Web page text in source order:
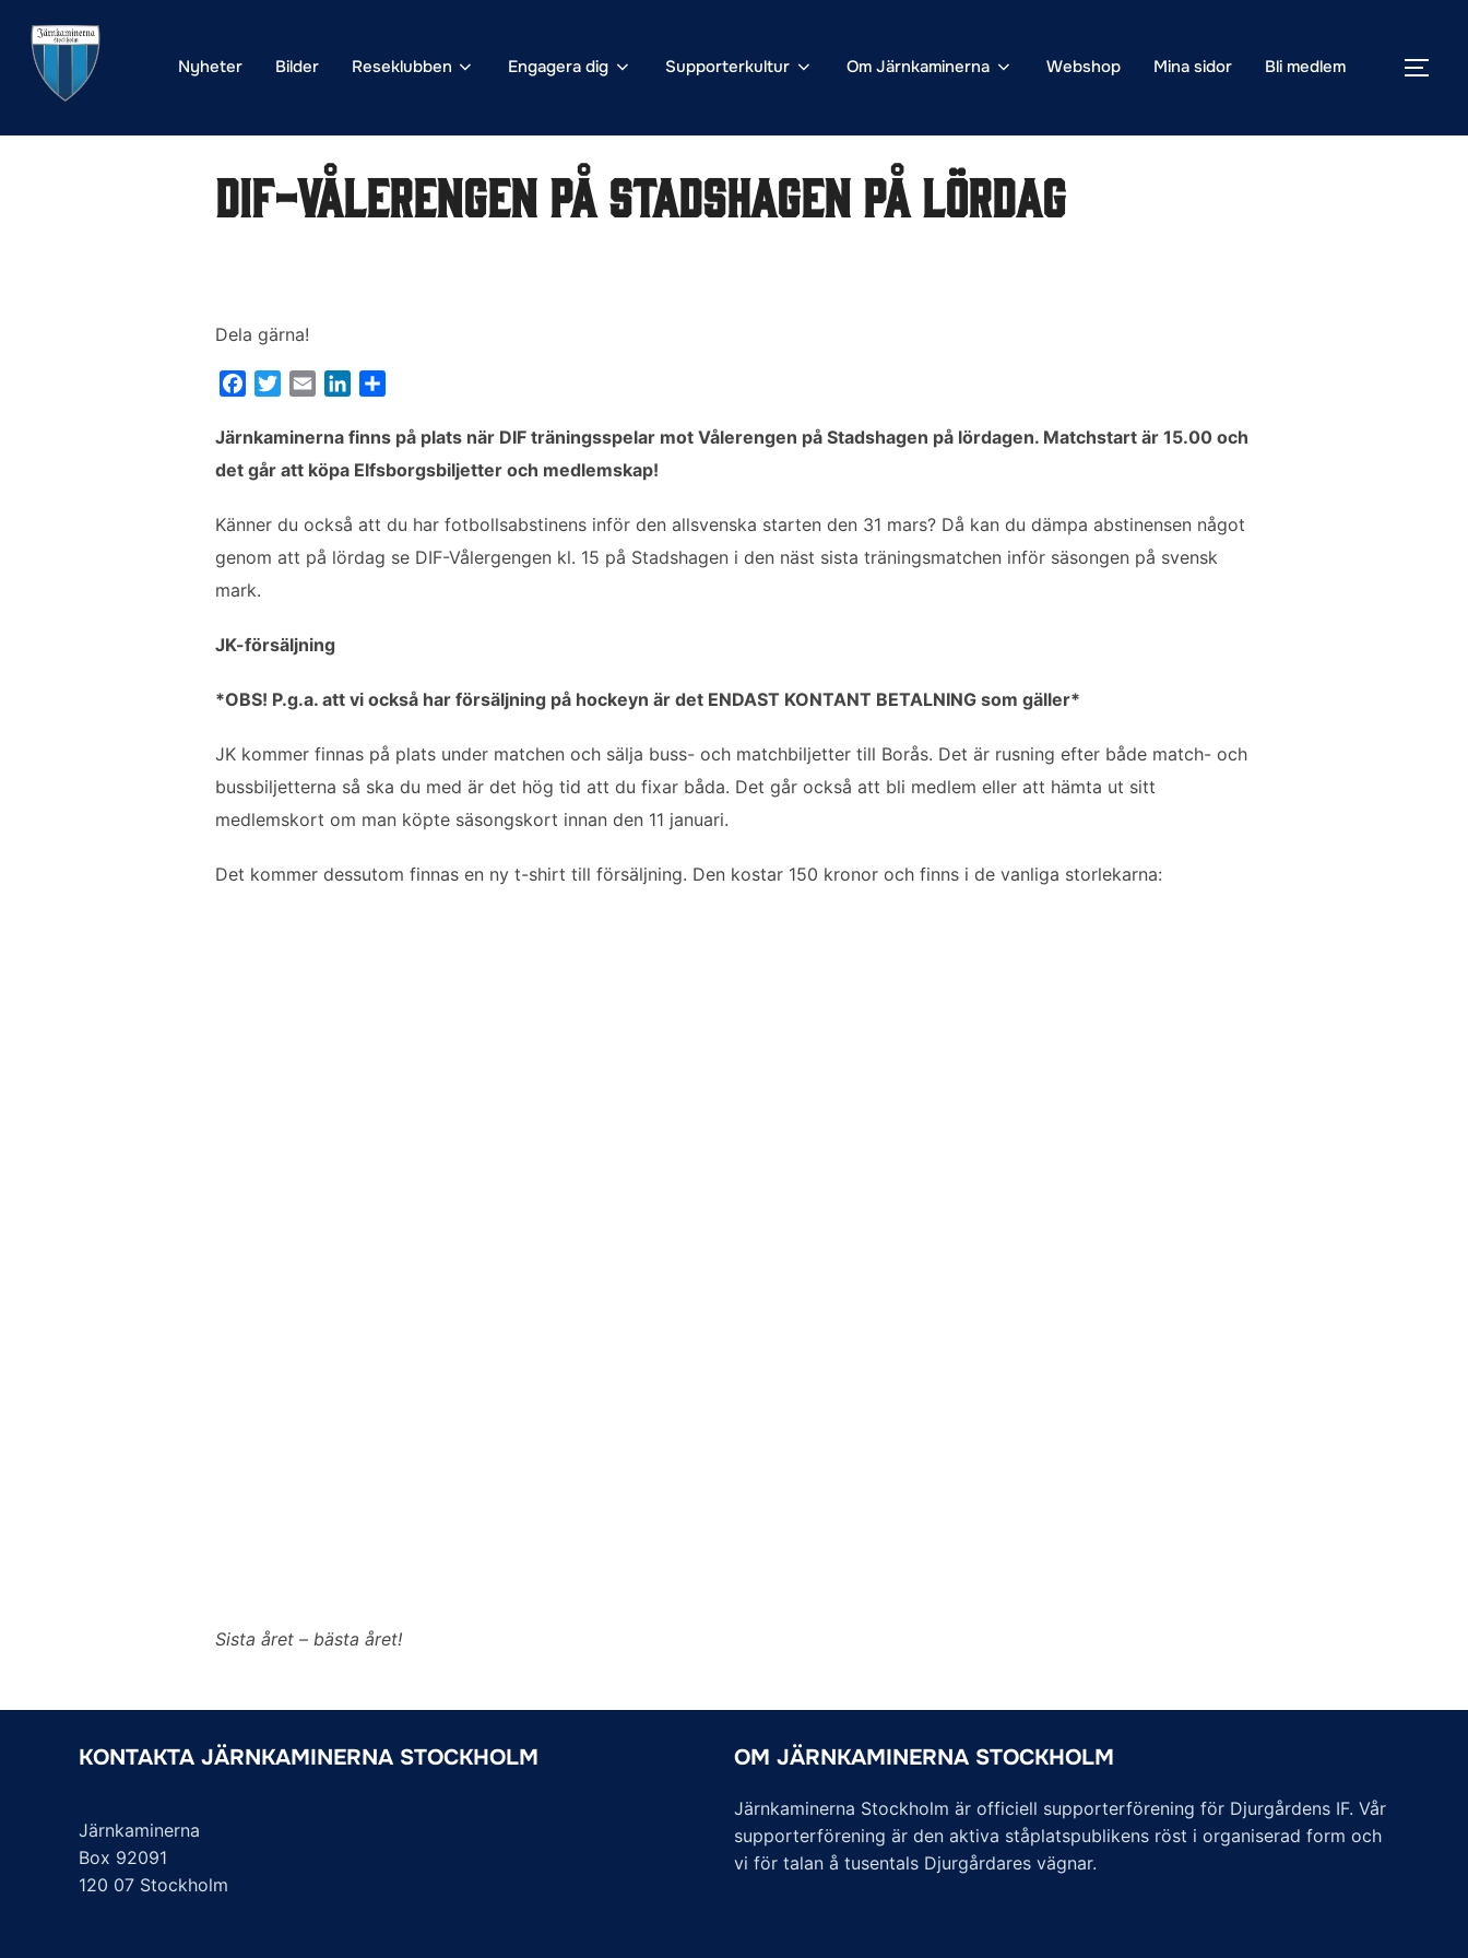
innehåll
Nyheter Bilder Reseklubben Engagera dig Supporterkultur Om Järnkaminerna Webshop Mina sidor Bli medlem SLÅ
DIF-Vålerengen på Stadshagen på lördag
Dela gärna!
c
e
b
k
i
t
e
a
i
n
k
n
l
a
Järnkaminerna finns på plats när DIF träningsspelar mot Vålerengen på Stadshagen på lördagen. Matchstart är 15.00 och
det går att köpa Elfsborgsbiljetter och medlemskap!
Känner du också att du har fotbollsabstinens inför den allsvenska starten den 31 mars? Då kan du dämpa abstinensen något
genom att på lördag se DIF-Vålergengen kl. 15 på Stadshagen i den näst sista träningsmatchen inför säsongen på svensk
mark.
JK-försäljning
*OBS! P.g.a. att vi också har försäljning på hockeyn är det ENDAST KONTANT BETALNING som gäller*
JK kommer finnas på plats under matchen och sälja buss- och matchbiljetter till Borås. Det är rusning efter både match- och
bussbiljetterna så ska du med är det hög tid att du fixar båda. Det går också att bli medlem eller att hämta ut sitt
medlemskort om man köpte säsongskort innan den 11 januari.
Det kommer dessutom finnas en ny t-shirt till försäljning. Den kostar 150 kronor och finns i de vanliga storlekarna:
Sista året – bästa året!
KONTAKTA JÄRNKAMINERNA STOCKHOLM
Järnkaminerna
Box 92091
120 07 Stockholm
OM JÄRNKAMINERNA STOCKHOLM
Järnkaminerna Stockholm är officiell supporterförening för Djurgårdens IF. Vår
supporterförening är den aktiva ståplatspublikens röst i organiserad form och
vi för talan å tusentals Djurgårdares vägnar.